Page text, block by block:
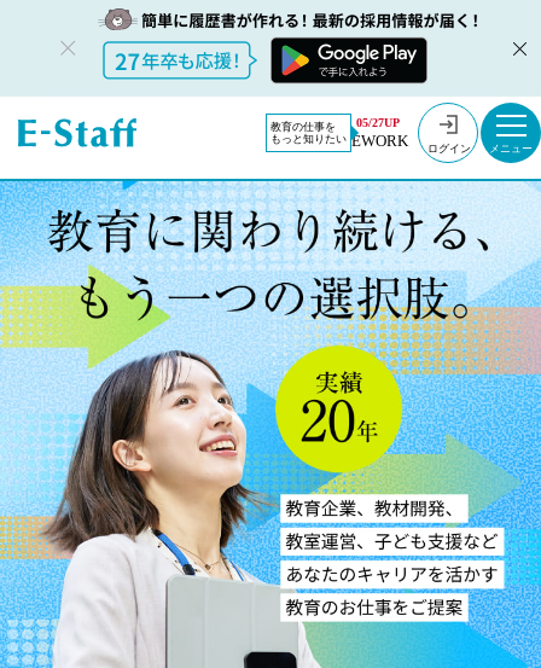
教育の仕事を
もっと知りたい
05/27UP
EWORK ログイン